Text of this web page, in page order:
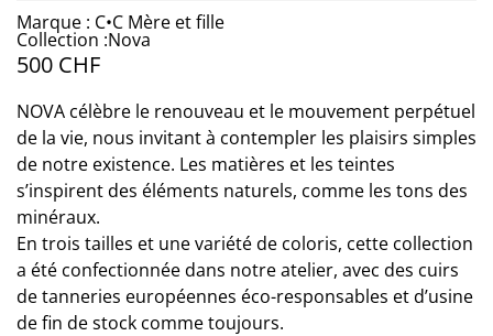
Marque : C•C Mère et fille
Collection :Nova
500 CHF
NOVA célèbre le renouveau et le mouvement perpétuel
de la vie, nous invitant à contempler les plaisirs simples
de notre existence. Les matières et les teintes
s’inspirent des éléments naturels, comme les tons des
minéraux.
En trois tailles et une variété de coloris, cette collection
a été confectionnée dans notre atelier, avec des cuirs
de tanneries européennes éco-responsables et d’usine
de fin de stock comme toujours.